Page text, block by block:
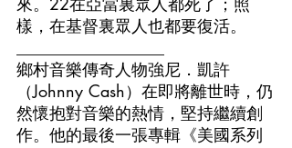
樣，在基督裏眾人也都要復活。
鄉村音樂傳奇人物強尼．凱許
（Johnny Cash）在即將離世時，仍
然懷抱對音樂的熱情，堅持繼續創
作。他的最後一張專輯《美國系列